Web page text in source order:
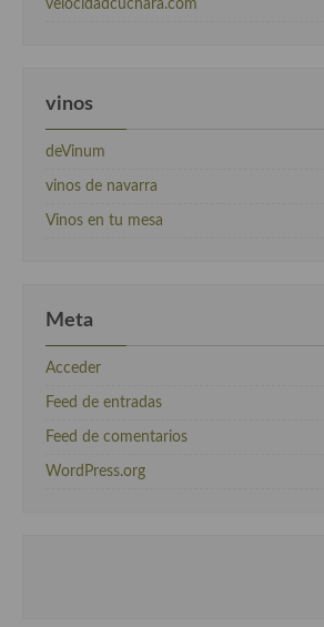
velocidadcuchara.com
vinos
deVinum
vinos de navarra
Vinos en tu mesa
Meta
Acceder
Feed de entradas
Feed de comentarios
WordPress.org